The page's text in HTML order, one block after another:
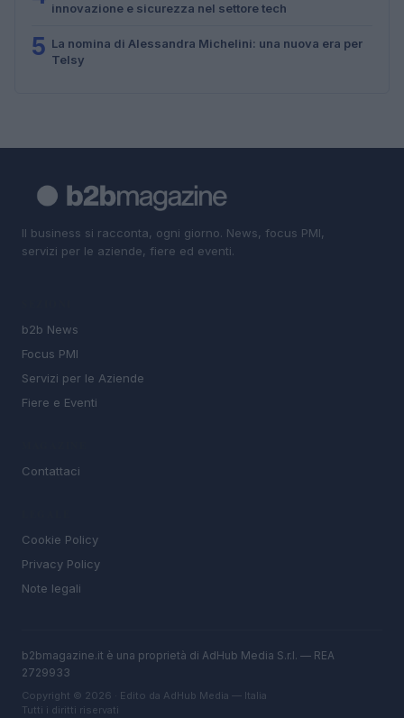
innovazione e sicurezza nel settore tech
5 La nomina di Alessandra Michelini: una nuova era per
Telsy
Il business si racconta, ogni giorno. News, focus PMI,
servizi per le aziende, fiere ed eventi.
b2b News
Focus PMI
Servizi per le Aziende
Fiere e Eventi
Contattaci
Cookie Policy
Privacy Policy
Note legali
b2bmagazine.it è una proprietà di AdHub Media S.r.l. — REA
2729933
Copyright © 2026 · Edito da AdHub Media — Italia
Tutti i diritti riservati